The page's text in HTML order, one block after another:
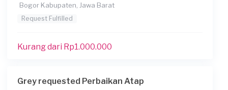
Bogor Kabupaten, Jawa Barat
Request Fulfilled
Kurang dari Rp1.000.000
Grey requested Perbaikan Atap